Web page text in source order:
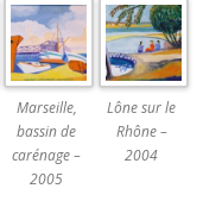
Marseille,
bassin de
carénage –
2005
Lône sur le
Rhône –
2004